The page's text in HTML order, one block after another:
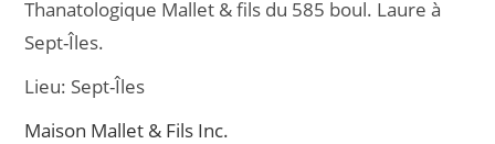
o
o
k
Thanatologique Mallet & fils du 585 boul. Laure à
Sept-Îles.
Lieu: Sept-Îles
Maison Mallet & Fils Inc.